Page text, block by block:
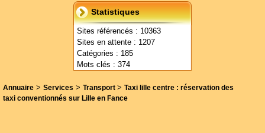
Statistiques
Sites référencés : 10363
Sites en attente : 1207
Catégories : 185
Mots clés : 374
Annuaire > Services > Transport > Taxi lille centre : réservation des
taxi conventionnés sur Lille en Fance